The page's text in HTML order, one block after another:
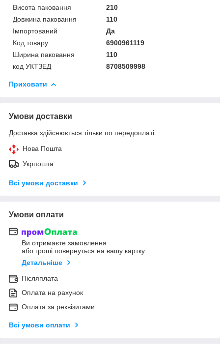
Висота паковання
210
Довжина паковання
110
Імпортований
Да
Код товару
6900961119
Ширина паковання
110
код УКТЗЕД
8708509998
Приховати
Умови доставки
Доставка здійснюється тільки по передоплаті.
Нова Пошта
Укрпошта
Всі умови доставки
Умови оплати
Ви отримаєте замовлення
або гроші повернуться на вашу картку
Детальніше
Післяплата
Оплата на рахунок
Оплата за реквізитами
Всі умови оплати